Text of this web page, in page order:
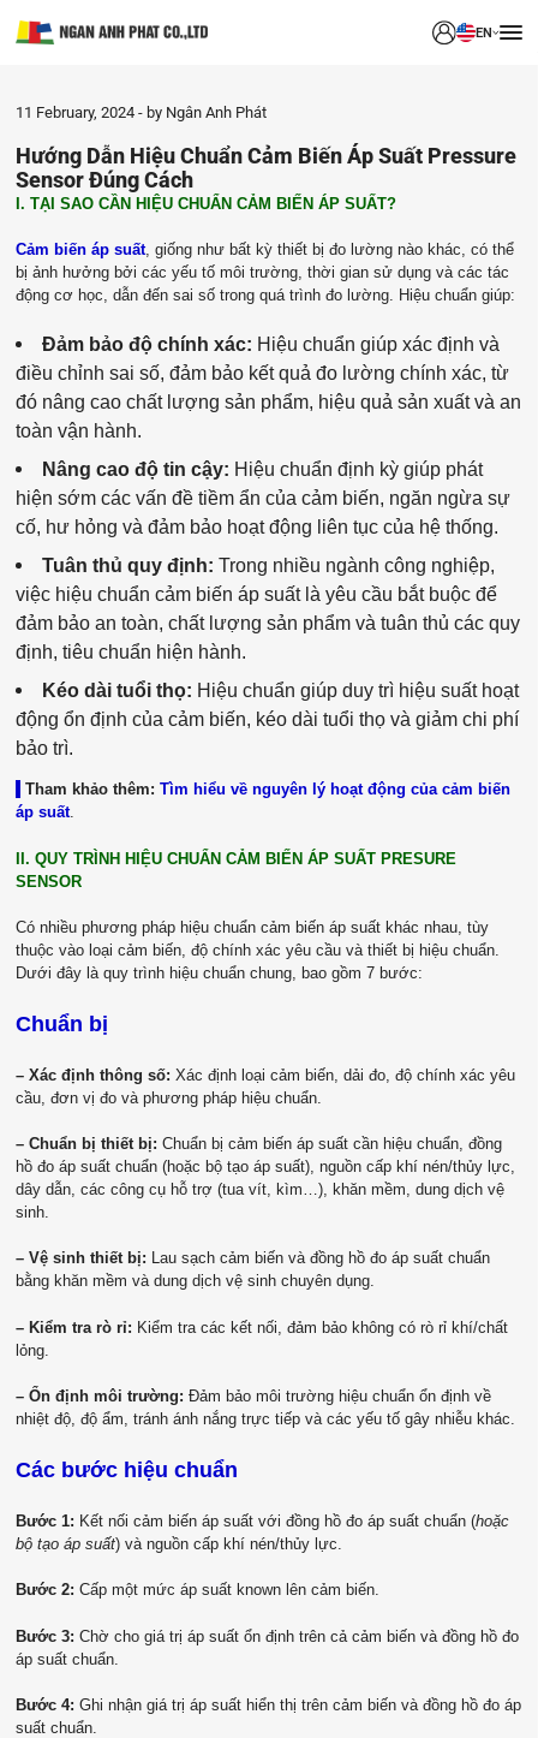
EN
11 February, 2024 by Ngân Anh Phát
Hướng Dẫn Hiệu Chuẩn Cảm Biến Áp Suất Pressure
Sensor Đúng Cách
I. TẠI SAO CẦN HIỆU CHUẨN CẢM BIẾN ÁP SUẤT?
Cảm biến áp suất, giống như bất kỳ thiết bị đo lường nào khác, có thể
bị ảnh hưởng bởi các yếu tố môi trường, thời gian sử dụng và các tác
động cơ học, dẫn đến sai số trong quá trình đo lường. Hiệu chuẩn giúp:
Đảm bảo độ chính xác: Hiệu chuẩn giúp xác định và
điều chỉnh sai số, đảm bảo kết quả đo lường chính xác, từ
đó nâng cao chất lượng sản phẩm, hiệu quả sản xuất và an
toàn vận hành.
Nâng cao độ tin cậy: Hiệu chuẩn định kỳ giúp phát
hiện sớm các vấn đề tiềm ẩn của cảm biến, ngăn ngừa sự
cố, hư hỏng và đảm bảo hoạt động liên tục của hệ thống.
Tuân thủ quy định: Trong nhiều ngành công nghiệp,
việc hiệu chuẩn cảm biến áp suất là yêu cầu bắt buộc để
đảm bảo an toàn, chất lượng sản phẩm và tuân thủ các quy
định, tiêu chuẩn hiện hành.
Kéo dài tuổi thọ: Hiệu chuẩn giúp duy trì hiệu suất hoạt
động ổn định của cảm biến, kéo dài tuổi thọ và giảm chi phí
bảo trì.
Tham khảo thêm: Tìm hiểu về nguyên lý hoạt động của cảm biến
áp suất.
II. QUY TRÌNH HIỆU CHUẨN CẢM BIẾN ÁP SUẤT PRESURE
SENSOR
Có nhiều phương pháp hiệu chuẩn cảm biến áp suất khác nhau, tùy
thuộc vào loại cảm biến, độ chính xác yêu cầu và thiết bị hiệu chuẩn.
Dưới đây là quy trình hiệu chuẩn chung, bao gồm 7 bước:
Chuẩn bị
– Xác định thông số: Xác định loại cảm biến, dải đo, độ chính xác yêu
cầu, đơn vị đo và phương pháp hiệu chuẩn.
– Chuẩn bị thiết bị: Chuẩn bị cảm biến áp suất cần hiệu chuẩn, đồng
hồ đo áp suất chuẩn (hoặc bộ tạo áp suất), nguồn cấp khí nén/thủy lực,
dây dẫn, các công cụ hỗ trợ (tua vít, kìm…), khăn mềm, dung dịch vệ
sinh.
– Vệ sinh thiết bị: Lau sạch cảm biến và đồng hồ đo áp suất chuẩn
bằng khăn mềm và dung dịch vệ sinh chuyên dụng.
– Kiểm tra rò rỉ: Kiểm tra các kết nối, đảm bảo không có rò rỉ khí/chất
lỏng.
– Ổn định môi trường: Đảm bảo môi trường hiệu chuẩn ổn định về
nhiệt độ, độ ẩm, tránh ánh nắng trực tiếp và các yếu tố gây nhiễu khác.
Các bước hiệu chuẩn
Bước 1: Kết nối cảm biến áp suất với đồng hồ đo áp suất chuẩn (hoặc
bộ tạo áp suất) và nguồn cấp khí nén/thủy lực.
Bước 2: Cấp một mức áp suất known lên cảm biến.
Bước 3: Chờ cho giá trị áp suất ổn định trên cả cảm biến và đồng hồ đo
áp suất chuẩn.
Bước 4: Ghi nhận giá trị áp suất hiển thị trên cảm biến và đồng hồ đo áp
suất chuẩn.